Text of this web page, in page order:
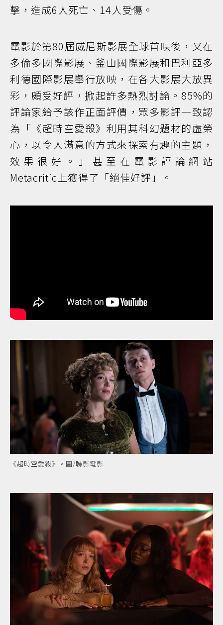
擊，造成6人死亡、14人受傷。
電影於第80屆威尼斯影展全球首映後，又在
多倫多國際影展、釜山國際影展和巴利亞多
利德國際影展舉行放映，在各大影展大放異
彩，頗受好評，掀起許多熱烈討論。85%的
評論家給予該作正面評價，眾多影評一致認
為「《超時空愛殺》利用其科幻題材的虛榮
心，以令人滿意的方式來探索有趣的主題，
效果很好。」甚至在電影評論網站
Metacritic上獲得了「絕佳好評」。
《超時空愛殺》。圖/聯影電影